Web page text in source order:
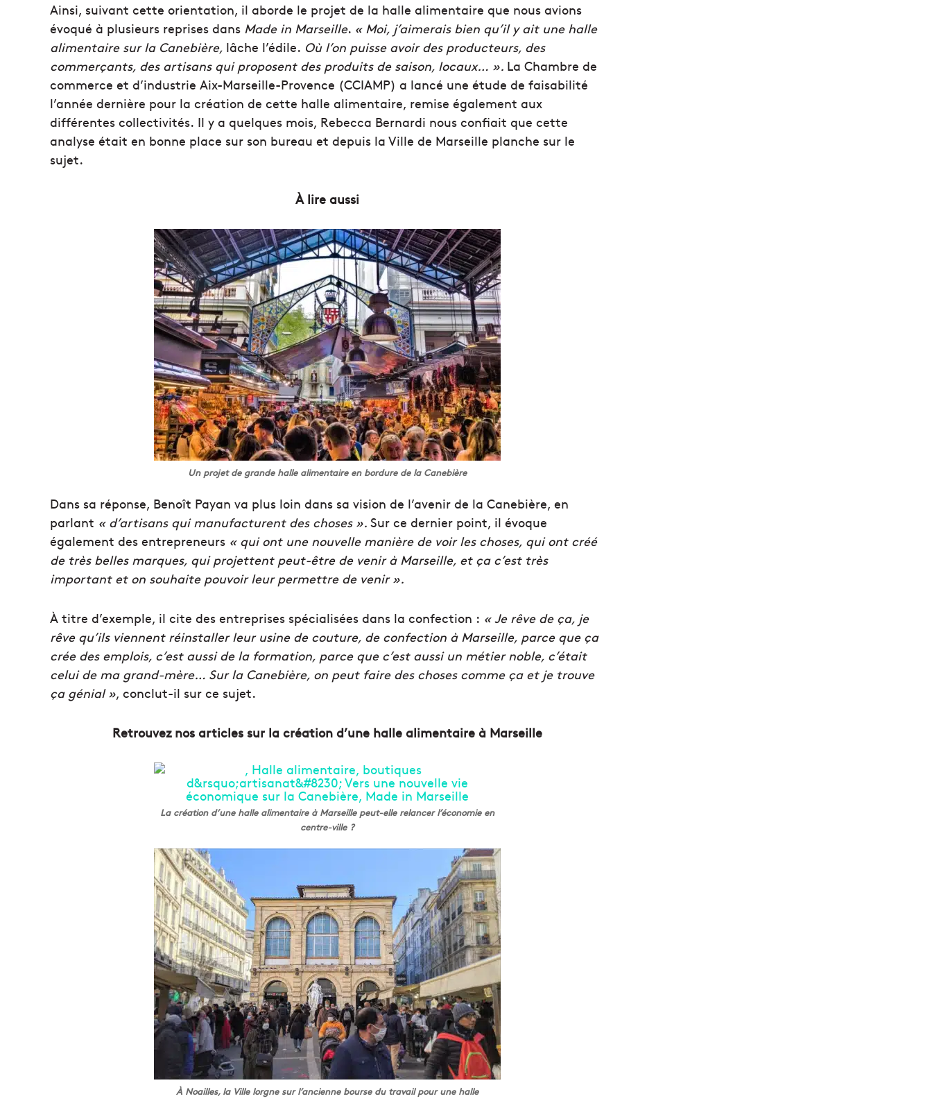
Ainsi, suivant cette orientation, il aborde le projet de la halle alimentaire que nous avions
évoqué à plusieurs reprises dans Made in Marseille. « Moi, j’aimerais bien qu’il y ait une halle
alimentaire sur la Canebière, lâche l’édile. Où l’on puisse avoir des producteurs, des
commerçants, des artisans qui proposent des produits de saison, locaux… ». La Chambre de
commerce et d’industrie Aix-Marseille-Provence (CCIAMP) a lancé une étude de faisabilité
l’année dernière pour la création de cette halle alimentaire, remise également aux
différentes collectivités. Il y a quelques mois, Rebecca Bernardi nous confiait que cette
analyse était en bonne place sur son bureau et depuis la Ville de Marseille planche sur le
sujet.
À lire aussi
Un projet de grande halle alimentaire en bordure de la Canebière
Dans sa réponse, Benoît Payan va plus loin dans sa vision de l’avenir de la Canebière, en
parlant « d’artisans qui manufacturent des choses ». Sur ce dernier point, il évoque
également des entrepreneurs « qui ont une nouvelle manière de voir les choses, qui ont créé
de très belles marques, qui projettent peut-être de venir à Marseille, et ça c’est très
important et on souhaite pouvoir leur permettre de venir ».
À titre d’exemple, il cite des entreprises spécialisées dans la confection : « Je rêve de ça, je
rêve qu’ils viennent réinstaller leur usine de couture, de confection à Marseille, parce que ça
crée des emplois, c’est aussi de la formation, parce que c’est aussi un métier noble, c’était
celui de ma grand-mère… Sur la Canebière, on peut faire des choses comme ça et je trouve
ça génial », conclut-il sur ce sujet.
Retrouvez nos articles sur la création d’une halle alimentaire à Marseille
La création d’une halle alimentaire à Marseille peut-elle relancer l’économie en
centre-ville ?
À Noailles, la Ville lorgne sur l’ancienne bourse du travail pour une halle